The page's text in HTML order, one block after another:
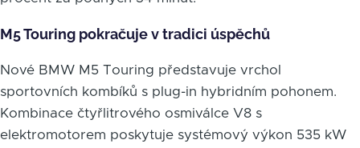
M5 Touring pokračuje v tradici úspěchů
Nové BMW M5 Touring představuje vrchol
sportovních kombíků s plug-in hybridním pohonem.
Kombinace čtyřlitrového osmiválce V8 s
elektromotorem poskytuje systémový výkon 535 kW